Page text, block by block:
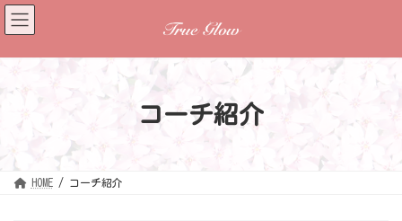
コ
ン
テ
ツ
ナ
ビ
ゲ
シ
コーチ紹介
HOME コーチ紹介